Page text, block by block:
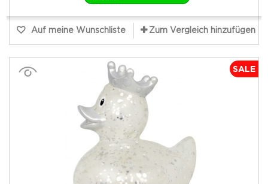
Auf meine Wunschliste Zum Vergleich hinzufügen
SALE